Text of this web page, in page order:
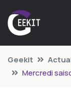
Geekit
Mercredi